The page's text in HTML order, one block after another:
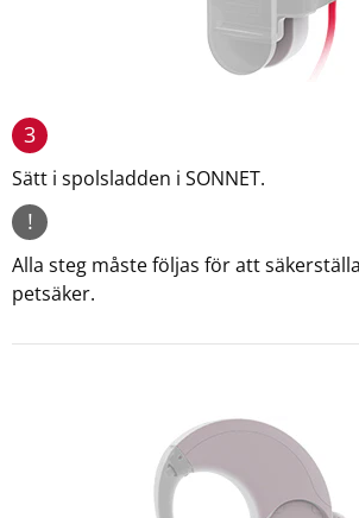
3
Sätt i spolsladden i SONNET.
!
Alla steg måste följas för att
petsäker.